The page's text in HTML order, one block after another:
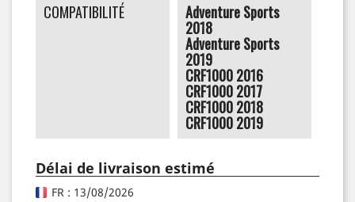
COMPATIBILITÉ Adventure Sports
2018
Adventure Sports
2019
CRF1000 2016
CRF1000 2017
CRF1000 2018
CRF1000 2019
Délai de livraison estimé
FR : 13/08/2026